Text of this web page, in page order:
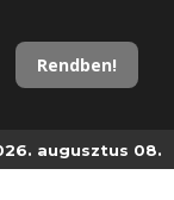
Rendben!
augusztus 08.